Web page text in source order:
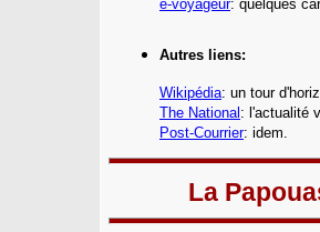
e-voyageur: quelques
Autres liens:
Wikipédia: un tour
The National : l'actualité
Post-Courrier: idem.
La